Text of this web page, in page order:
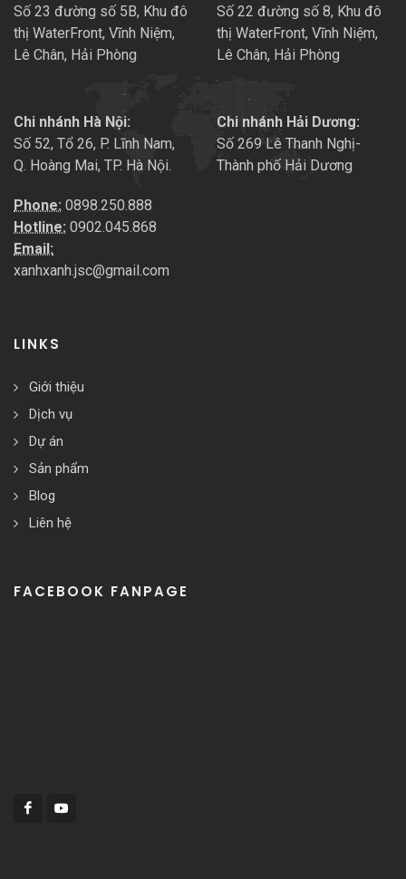
Số 23 đường số 5B, Khu đô
thị WaterFront, Vĩnh Niệm,
Lê Chân, Hải Phòng
Số 22 đường số 8, Khu đô
thị WaterFront, Vĩnh Niệm,
Lê Chân, Hải Phòng
Chi nhánh Hà Nội:
Số 52, Tổ 26, P. Lĩnh Nam,
Q. Hoàng Mai, TP. Hà Nội.
Chi nhánh Hải Dương:
Số 269 Lê Thanh Nghị-
Thành phố Hải Dương
Phone: 0898.250.888
Hotline: 0902.045.868
Email:
xanhxanh.jsc@gmail.com
LINKS
Giới thiệu
Dịch vụ
Dự án
Sản phẩm
Blog
Liên hệ
FACEBOOK FANPAGE